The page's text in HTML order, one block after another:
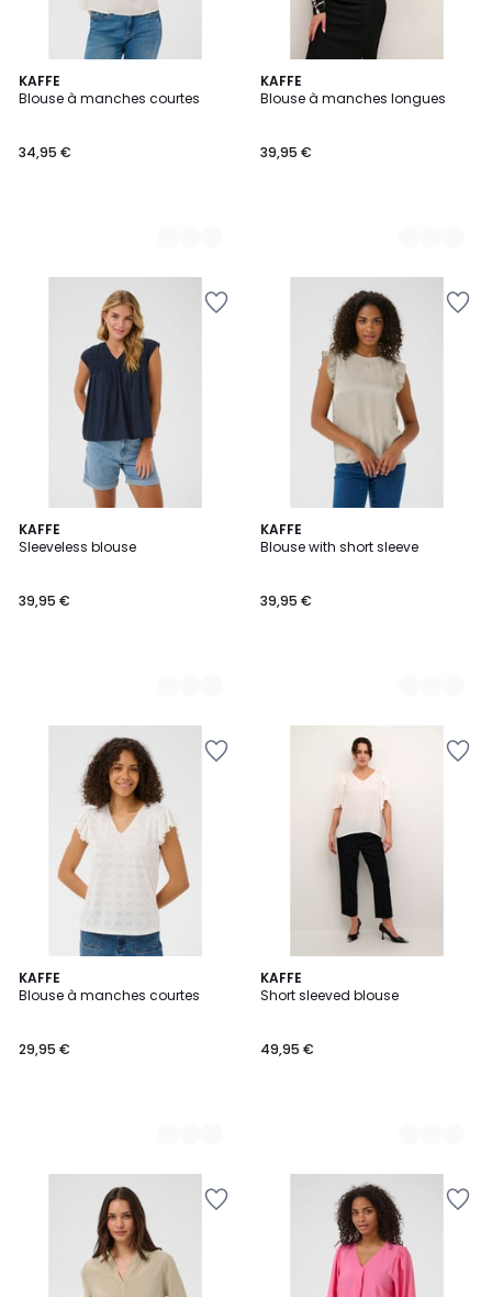
KAFFE
Blouse à manches courtes
34,95 €
3
Couleurs
KAFFE
Blouse à manches longues
39,95 €
2
Couleurs
KAFFE
Sleeveless blouse
39,95 €
5
Couleurs
KAFFE
Blouse with short sleeve
39,95 €
3
Couleurs
KAFFE
Blouse à manches courtes
29,95 €
3
Couleurs
KAFFE
Short sleeved blouse
49,95 €
2
Couleurs